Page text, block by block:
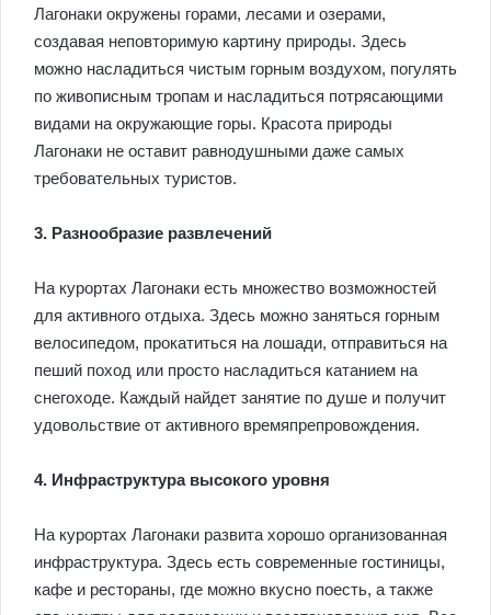
Лагонаки окружены горами, лесами и озерами,
создавая неповторимую картину природы. Здесь
можно насладиться чистым горным воздухом, погулять
по живописным тропам и насладиться потрясающими
видами на окружающие горы. Красота природы
Лагонаки не оставит равнодушными даже самых
требовательных туристов.
3. Разнообразие развлечений
На курортах Лагонаки есть множество возможностей
для активного отдыха. Здесь можно заняться горным
велосипедом, прокатиться на лошади, отправиться на
пеший поход или просто насладиться катанием на
снегоходе. Каждый найдет занятие по душе и получит
удовольствие от активного времяпрепровождения.
4. Инфраструктура высокого уровня
На курортах Лагонаки развита хорошо организованная
инфраструктура. Здесь есть современные гостиницы,
кафе и рестораны, где можно вкусно поесть, а также